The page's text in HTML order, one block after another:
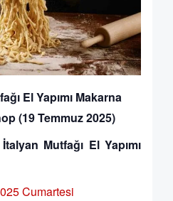
El Yapımı Makarna
(19 Temmuz 2025)
Mutfağı El Yapımı
Cumartesi